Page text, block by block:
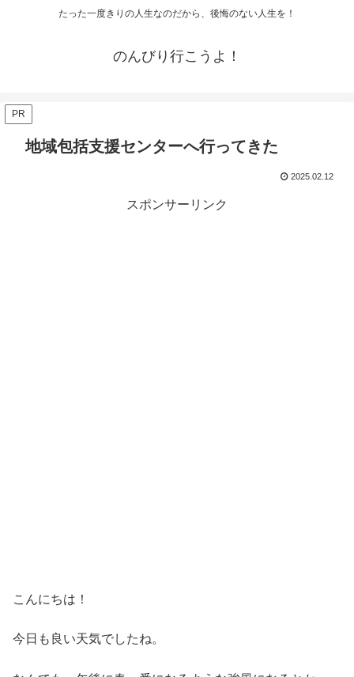
たった一度きりの人生なのだから、後悔のない人生を！
のんびり行こうよ！
PR
地域包括支援センターへ行ってきた
2025.02.12
スポンサーリンク
こんにちは！
今日も良い天気でしたね。